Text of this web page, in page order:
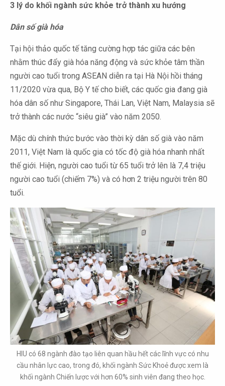
3 lý do khối ngành sức khỏe trở thành xu hướng
Dân số già hóa
Tại hội thảo quốc tế tăng cường hợp tác giữa các bên
nhằm thúc đẩy già hóa năng động và sức khỏe tâm thần
người cao tuổi trong ASEAN diễn ra tại Hà Nội hồi tháng
11/2020 vừa qua, Bộ Y tế cho biết, các quốc gia đang già
hóa dân số như Singapore, Thái Lan, Việt Nam, Malaysia sẽ
trở thành các nước “siêu già” vào năm 2050.
Mặc dù chính thức bước vào thời kỳ dân số già vào năm
2011, Việt Nam là quốc gia có tốc độ già hóa nhanh nhất
thế giới. Hiện, người cao tuổi từ 65 tuổi trở lên là 7,4 triệu
người cao tuổi (chiếm 7%) và có hơn 2 triệu người trên 80
tuổi.
HIU có 68 ngành đào tạo liên quan hầu hết các lĩnh vực có nhu
cầu nhân lực cao, trong đó, khối ngành Sức Khoẻ được xem là
khối ngành Chiến lược với hơn 60% sinh viên đang theo học.